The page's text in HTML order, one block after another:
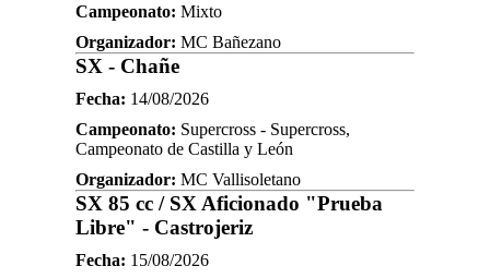
Campeonato: Mixto
Organizador: MC Bañezano
SX - Chañe
Fecha: 14/08/2026
Campeonato: Supercross - Supercross,
Campeonato de Castilla y León
Organizador: MC Vallisoletano
SX 85 cc / SX Aficionado "Prueba
Libre" - Castrojeriz
Fecha: 15/08/2026